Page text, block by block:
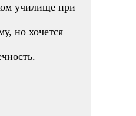
училище при
но хочется